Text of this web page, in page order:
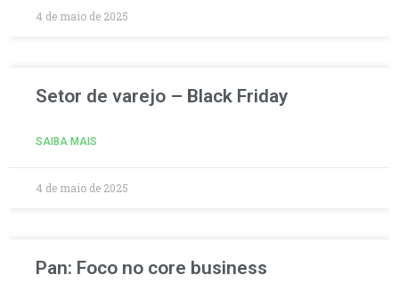
4 de maio de 2025
Setor de varejo – Black Friday
SAIBA MAIS
4 de maio de 2025
Pan: Foco no core business